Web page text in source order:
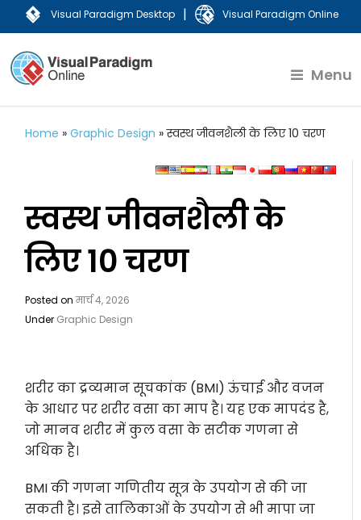
Visual Paradigm Desktop | Visual Paradigm Online
Menu
Home »Graphic Design »स्वस्थ जीवनशैली के लिए 10 चरण
स्वस्थ जीवनशैली के
लिए 10 चरण
Posted onमार्च 4, 2026
Under Graphic Design
शरीर का द्रव्यमान सूचकांक (BMI) ऊंचाई और वजन
के आधार पर शरीर वसा का माप है। यह एक मापदंड है,
जो मानव शरीर में कुल वसा के सटीक गणना से
अधिक है।
BMI की गणना गणितीय सूत्र के उपयोग से की जा
सकती है। इसे तालिकाओं के उपयोग से भी मापा जा